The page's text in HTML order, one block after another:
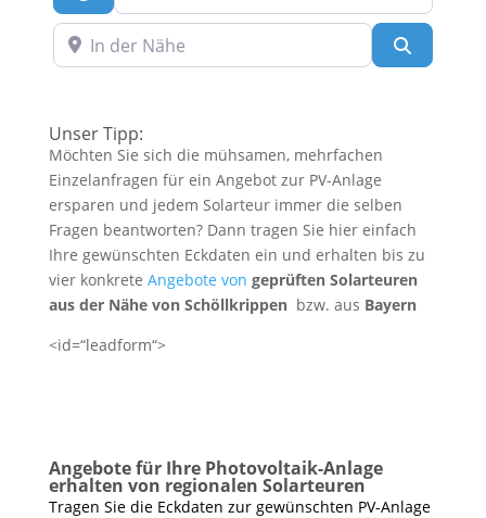
In der Nähe
Unser Tipp:
Möchten Sie sich die mühsamen, mehrfachen
Einzelanfragen für ein Angebot zur PV-Anlage
ersparen und jedem Solarteur immer die selben
Fragen beantworten? Dann tragen Sie hier einfach
Ihre gewünschten Eckdaten ein und erhalten bis zu
vier konkrete Angebote von geprüften Solarteuren
aus der Nähe von Schöllkrippen bzw. aus Bayern
<id=“leadform“>
Angebote für Ihre Photovoltaik-Anlage
erhalten von regionalen Solarteuren
Tragen Sie die Eckdaten zur gewünschten PV-Anlage